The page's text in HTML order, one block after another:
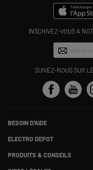
INSCRIVEZ-VOUS À
SUIVEZ-NOUS SUR
BESOIN D'AIDE
Contactez-nous
Suivre ma commande
Modifier ou annuler ma
SAV
Payer en plusieurs fois
ELECTRO DEPOT
PRODUITS & CONSEILS
Nos marques